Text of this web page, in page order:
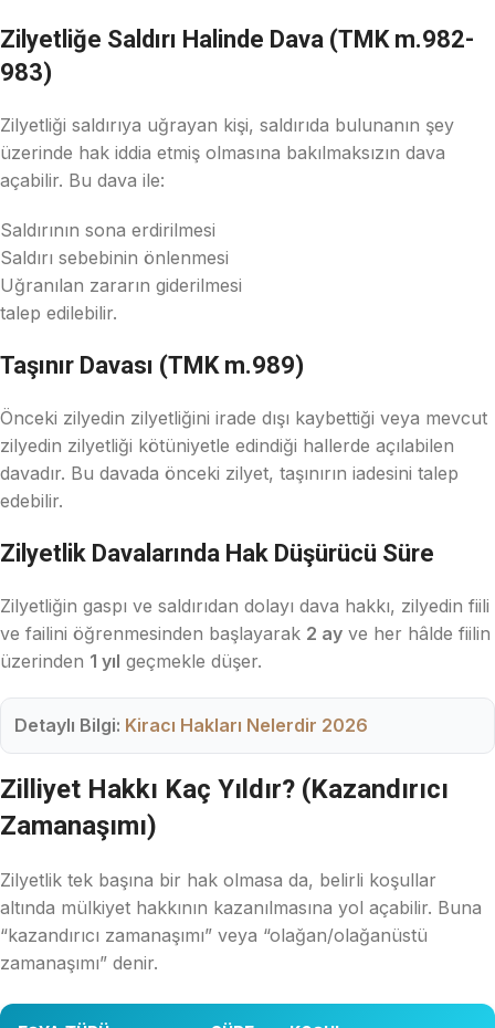
Zilyetliğe Saldırı Halinde Dava (TMK m.982-
983)
Zilyetliği saldırıya uğrayan kişi, saldırıda bulunanın şey
üzerinde hak iddia etmiş olmasına bakılmaksızın dava
açabilir. Bu dava ile:
Saldırının sona erdirilmesi
Saldırı sebebinin önlenmesi
Uğranılan zararın giderilmesi
talep edilebilir.
Taşınır Davası (TMK m.989)
Önceki zilyedin zilyetliğini irade dışı kaybettiği veya mevcut
zilyedin zilyetliği kötüniyetle edindiği hallerde açılabilen
davadır. Bu davada önceki zilyet, taşınırın iadesini talep
edebilir.
Zilyetlik Davalarında Hak Düşürücü Süre
Zilyetliğin gaspı ve saldırıdan dolayı dava hakkı, zilyedin fiili
ve failini öğrenmesinden başlayarak 2 ay ve her hâlde fiilin
üzerinden 1 yıl geçmekle düşer.
Detaylı Bilgi: Kiracı Hakları Nelerdir 2026
Zilliyet Hakkı Kaç Yıldır? (Kazandırıcı
Zamanaşımı)
Zilyetlik tek başına bir hak olmasa da, belirli koşullar
altında mülkiyet hakkının kazanılmasına yol açabilir. Buna
“kazandırıcı zamanaşımı” veya “olağan/olağanüstü
zamanaşımı” denir.